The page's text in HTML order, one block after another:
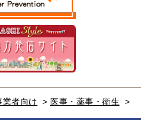
業者向け > 医事・薬事・衛生
>